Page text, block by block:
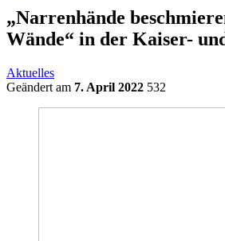
„Narrenhände
Wände“ in der Kaiser-
Aktuelles
Geändert am 7. April 2022 532